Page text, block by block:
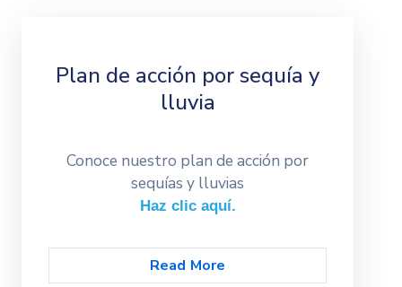
Plan de acción por sequía y
lluvia
Conoce nuestro plan de acción por
sequías y lluvias
Haz clic aquí.
Read More